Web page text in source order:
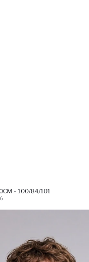
- 100/84/101